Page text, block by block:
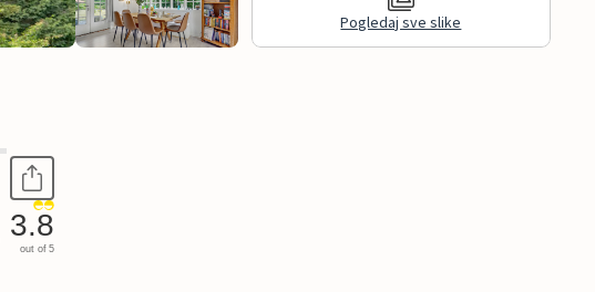
Pogledaj sve slike
3.8
out of 5